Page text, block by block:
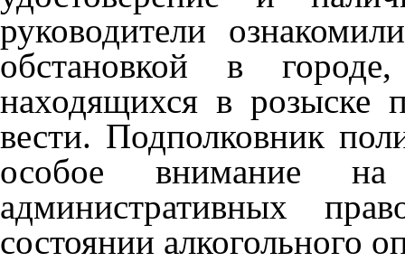
руководители
обстановкой в
находящихся в розыске
вести. Подполковник
особое внимание
административных
состоянии алкогольного